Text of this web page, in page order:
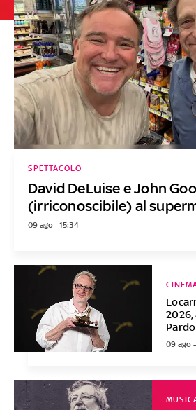
David DeLuise e John
(irriconoscibile) al
SPETTACOLO
09 ago - 15:34
2026,
09 ago